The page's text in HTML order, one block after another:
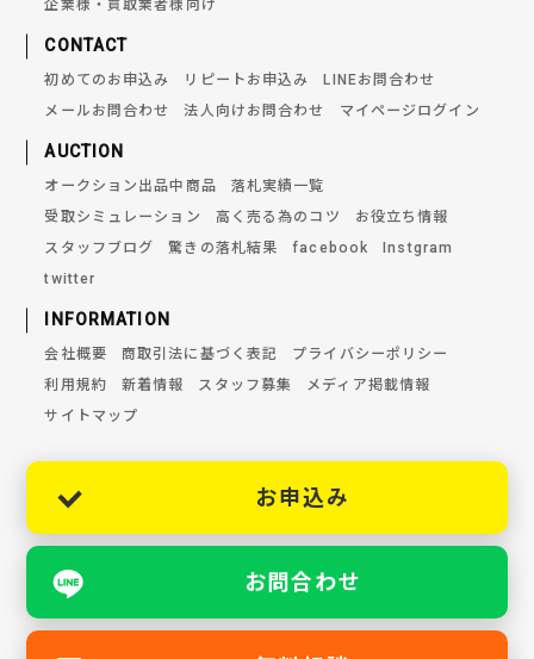
企業様・買取業者様向け
CONTACT
初めてのお申込み リピートお申込み
LINEお問合わせ
メールお問合わせ
法人向けお問合わせ マイページログイン
AUCTION
オークション出品中商品
落札実績一覧
受取シミュレーション
高く売る為のコツ
お役立ち情報
スタッフブログ
驚きの落札結果 facebook
Instgram
twitter
INFORMATION
会社概要 商取引法に基づく表記
プライバシーポリシー
利用規約
新着情報 スタッフ募集
メディア掲載情報
サイトマップ
お申込み
お問合わせ